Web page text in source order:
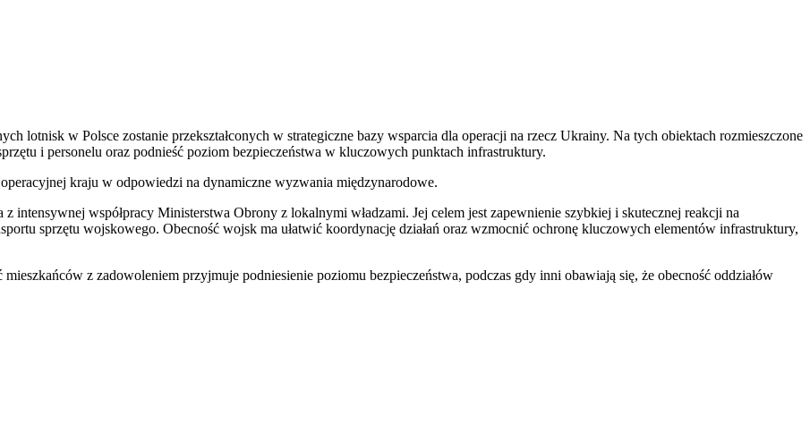
lotnisk w Polsce zostanie przekształconych w strategiczne bazy wsparcia dla operacji na rzecz Ukrainy. Na tych obiektach rozmieszczone
i personelu oraz podnieść poziom bezpieczeństwa w kluczowych punktach infrastruktury.
kraju w odpowiedzi na dynamiczne wyzwania międzynarodowe.
intensywnej współpracy Ministerstwa Obrony z lokalnymi władzami. Jej celem jest zapewnienie szybkiej i skutecznej reakcji na
sprzętu wojskowego. Obecność wojsk ma ułatwić koordynację działań oraz wzmocnić ochronę kluczowych elementów infrastruktury,
z zadowoleniem przyjmuje podniesienie poziomu bezpieczeństwa, podczas gdy inni obawiają się, że obecność oddziałów